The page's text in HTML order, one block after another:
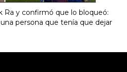
Ra y confirmó que lo bloqueó:
persona que tenía que dejar